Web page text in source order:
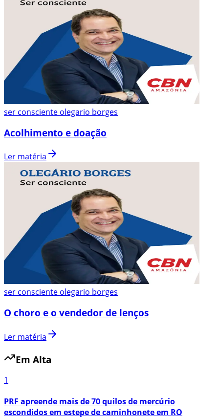
ser consciente olegario borges
Acolhimento e doação
Ler matéria
ser consciente olegario borges
O choro e o vendedor de lenços
Ler matéria
Em Alta
1
PRF apreende mais de 70 quilos de mercúrio
escondidos em estepe de caminhonete em RO